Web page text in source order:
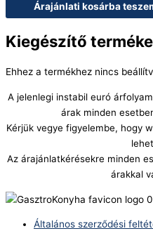
Árajánlati kosárba
Kiegészítő
Ehhez a termékhez nincs
A jelenlegi instabil euró
árak minden
Kérjük vegye figyelembe, hogy
Az árajánlatkérésekre minden
árakkal
Általános szerződési